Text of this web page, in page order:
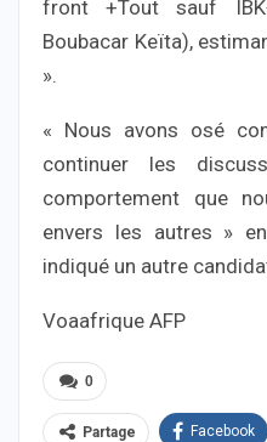
front +Tout sauf
Boubacar Keïta),
».
« Nous avons osé
continuer les
comportement que
envers les autres »
indiqué un autre
Voaafrique AFP
0
Partage Facebook